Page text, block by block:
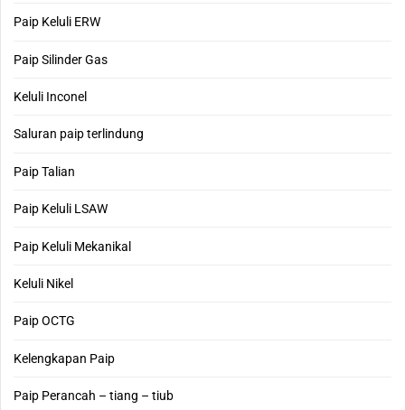
Paip Keluli ERW
Paip Silinder Gas
Keluli Inconel
Saluran paip terlindung
Paip Talian
Paip Keluli LSAW
Paip Keluli Mekanikal
Keluli Nikel
Paip OCTG
Kelengkapan Paip
Paip Perancah – tiang – tiub